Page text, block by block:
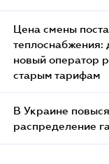
Цена смены
теплоснабжения:
новый оператор
старым тарифам
В Украине
распределение